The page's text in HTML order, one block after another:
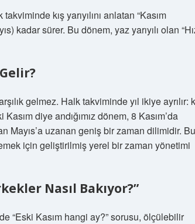
kış yarıyılını anlatan “Kasım
kadar sürer. Bu dönem, yaz yarıyılı olan
gelmez. Halk takviminde yıl ikiye ayrılır:
diye andığımız dönem, 8 Kasım’da
Mayıs’a uzanan geniş bir zaman dilimidir. Bu
için geliştirilmiş yerel bir zaman yönetimi
Nasıl Bakıyor?”
“Eski Kasım hangi ay?” sorusu, ölçülebilir